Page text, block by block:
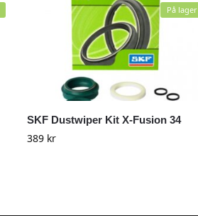
SKF Dustwiper Kit X-Fusion 34
389 kr
På lager